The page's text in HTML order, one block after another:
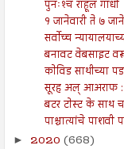
पुनःश्‍च राहूल गांधी
१ जानेवारी ते ७
सर्वोच्च
बनावट वेबसाइट
कोविड साथीच्या
सूरह अल् आअराफ
बटर टोस्ट के साथ
पाश्चात्यांचे पाशवी
► 2020 (668)